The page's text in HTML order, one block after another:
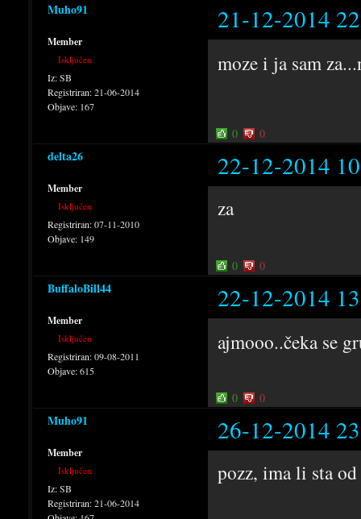
Muho91 21-12-2014
Member
Isključen
Iz:SB
Registriran:21-06-2014
Objave: 167
moze i ja sam
0 0
delta26 22-12-2014
Member
Isključen
Registriran:07-11-2010
Objave: 149
za
0 0
BuffaloBill44 22-12-2014
Member
Isključen
Registriran:09-08-2011
Objave:615
ajmooo..čeka se
0 0
Muho91 26-12-2014
Member
Isključen
Iz:SB
Registriran:21-06-2014
pozz, ima li sta